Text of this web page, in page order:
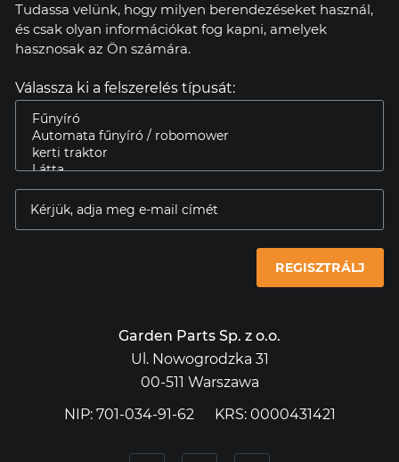
Tudassa velünk, hogy milyen berendezéseket használ,
és csak olyan információkat fog kapni, amelyek
hasznosak az Ön számára.
Válassza ki a felszerelés típusát:
REGISZTRÁLJ
Garden Parts Sp. z o.o.
Ul. Nowogrodzka 31
00-511 Warszawa
NIP: 701-034-91-62
KRS: 0000431421